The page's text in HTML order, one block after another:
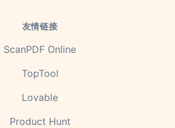
友情链接
ScanPDF Online
TopTool
Lovable
Product Hunt